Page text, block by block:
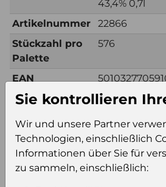
43,4% 0,7l
Artikelnummer
22866
Stückzahl pro
Palette
576
EAN
Warengruppe
Gin
Verkaufseinheit
(VE)
Kt6
Anzahl VE pro
Palettenlage
16
Sie kontrollieren
Wir und unsere Partner
Technologien, einschließlich
Informationen über Sie für
zu sammeln, einschließlich: